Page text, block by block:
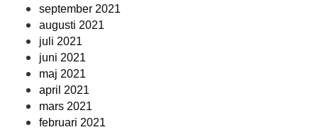
september 2021
augusti 2021
juli 2021
juni 2021
maj 2021
april 2021
mars 2021
februari 2021